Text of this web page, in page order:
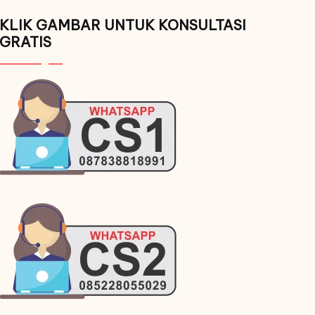
KLIK GAMBAR UNTUK KONSULTASI
GRATIS